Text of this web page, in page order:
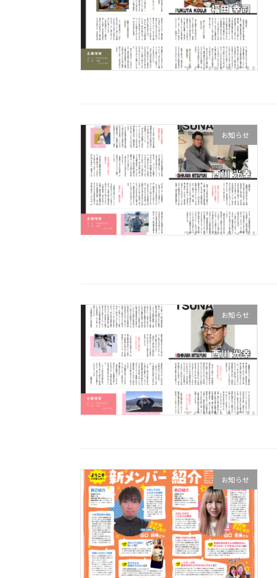
お知らせ
お知らせ
お知らせ